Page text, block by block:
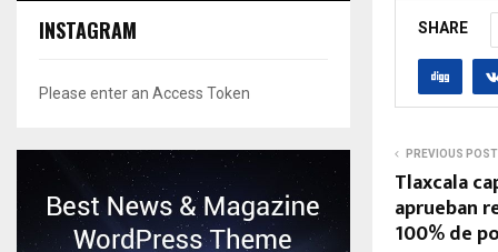
SHARE
PREVIOUS POST
Tlaxcala
aprueban
100% de
INSTAGRAM
Please enter an Access Token